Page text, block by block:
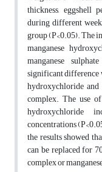
thickness, eggshell
during different
group (P<0.05). The
manganese
manganese
significant difference
hydroxychloride
complex. The use
hydroxychloride
concentrations
the results showed
can be replaced for
complex or